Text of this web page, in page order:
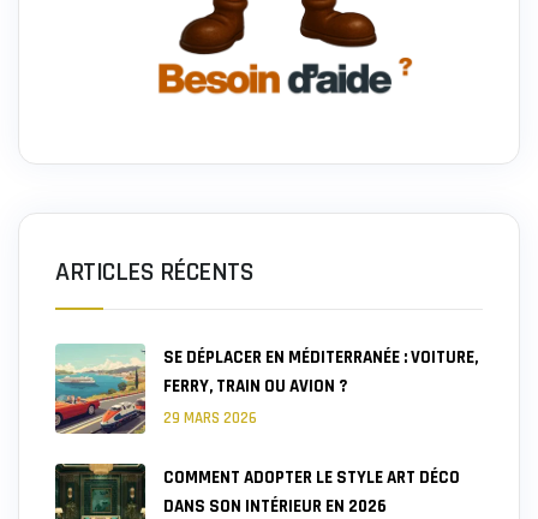
ARTICLES RÉCENTS
SE DÉPLACER EN MÉDITERRANÉE : VOITURE,
FERRY, TRAIN OU AVION ?
29 MARS 2026
COMMENT ADOPTER LE STYLE ART DÉCO
DANS SON INTÉRIEUR EN 2026